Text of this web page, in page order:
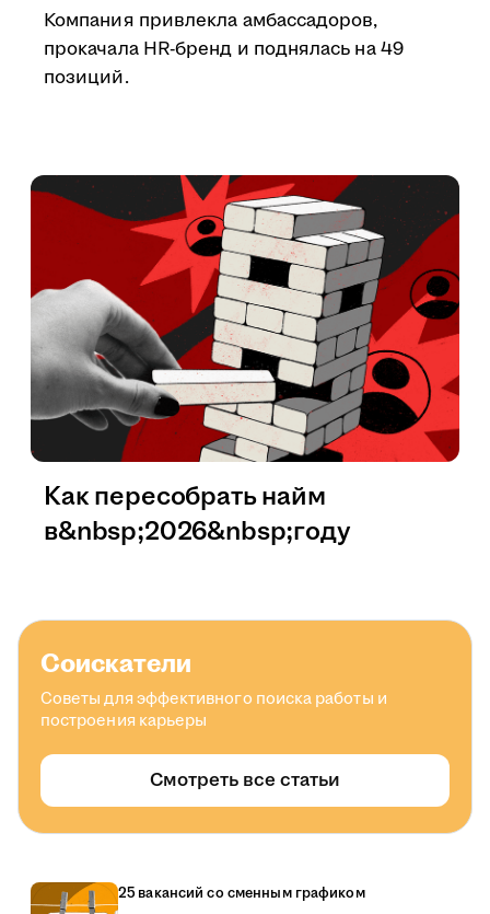
Компания привлекла амбассадоров,
прокачала HR-бренд и поднялась на 49
позиций.
Как пересобрать найм
в&nbsp;2026&nbsp;году
Соискатели
Советы для эффективного поиска работы и
построения карьеры
Смотреть все статьи
25 вакансий со сменным графиком